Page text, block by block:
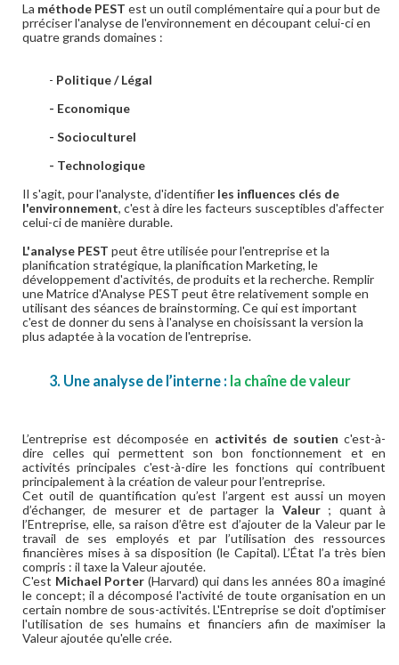
La méthode PEST est un outil complémentaire qui a pour but de
prréciser l'analyse de l'environnement en découpant celui-ci en
quatre grands domaines :
- Politique / Légal
- Economique
- Socioculturel
- Technologique
Il s'agit, pour l'analyste, d'identifier les influences clés de
l'environnement, c'est à dire les facteurs susceptibles d'affecter
celui-ci de manière durable.
L'analyse PEST peut être utilisée pour l'entreprise et la
planification stratégique, la planification Marketing, le
développement d'activités, de produits et la recherche. Remplir
une Matrice d'Analyse PEST peut être relativement somple en
utilisant des séances de brainstorming. Ce qui est important
c'est de donner du sens à l'analyse en choisissant la version la
plus adaptée à la vocation de l'entreprise.
3. Une analyse de l’interne : la chaîne de valeur
L’entreprise est décomposée en activités de soutien c'est-à-
dire celles qui permettent son bon fonctionnement et en
activités principales c'est-à-dire les fonctions qui contribuent
principalement à la création de valeur pour l’entreprise.
Cet outil de quantification qu’est l’argent est aussi un moyen
d’échanger, de mesurer et de partager la Valeur ; quant à
l’Entreprise, elle, sa raison d’être est d’ajouter de la Valeur par le
travail de ses employés et par l’utilisation des ressources
financières mises à sa disposition (le Capital). L’État l’a très bien
compris : il taxe la Valeur ajoutée.
C'est Michael Porter (Harvard) qui dans les années 80 a imaginé
le concept; il a décomposé l'activité de toute organisation en un
certain nombre de sous-activités. L'Entreprise se doit d'optimiser
l'utilisation de ses humains et financiers afin de maximiser la
Valeur ajoutée qu'elle crée.